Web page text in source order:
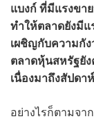
แบงก์ ที่มีแรงขา
ทำให้ตลาดยังมีแ
เผชิญกับความกั
ตลาดหุ้นสหรัฐยัง
เนื่องมาถึงสัปดา
อย่างไรก็ตามจา